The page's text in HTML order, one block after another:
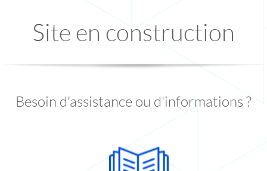
Site en construction
Besoin d'assistance ou d'informations ?